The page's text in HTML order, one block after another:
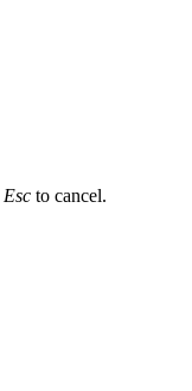
Esc to cancel.